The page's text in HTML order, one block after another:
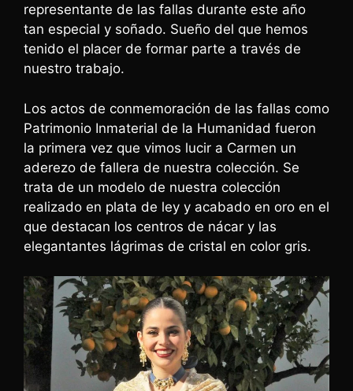
representante de las fallas durante este año
tan especial y soñado. Sueño del que hemos
tenido el placer de formar parte a través de
nuestro trabajo.
Los actos de conmemoración de las fallas como
Patrimonio Inmaterial de la Humanidad fueron
la primera vez que vimos lucir a Carmen un
aderezo de fallera de nuestra colección. Se
trata de un modelo de nuestra colección
realizado en plata de ley y acabado en oro en el
que destacan los centros de nácar y las
elegantantes lágrimas de cristal en color gris.